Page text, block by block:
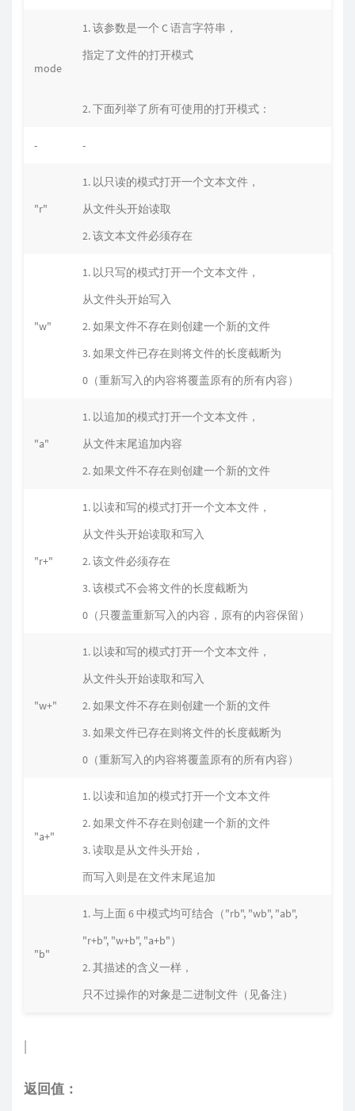
mode
1. 该参数是一个 C 语言字符串，
指定了文件的打开模式
2. 下面列举了所有可使用的打开模式：
- -
"r"
1. 以只读的模式打开一个文本文件，
从文件头开始读取
2. 该文本文件必须存在
"w"
1. 以只写的模式打开一个文本文件，
从文件头开始写入
2. 如果文件不存在则创建一个新的文件
3. 如果文件已存在则将文件的长度截断为
0（重新写入的内容将覆盖原有的所有内容）
"a"
1. 以追加的模式打开一个文本文件，
从文件末尾追加内容
2. 如果文件不存在则创建一个新的文件
"r+"
1. 以读和写的模式打开一个文本文件，
从文件头开始读取和写入
2. 该文件必须存在
3. 该模式不会将文件的长度截断为
0（只覆盖重新写入的内容，原有的内容保留）
"w+"
1. 以读和写的模式打开一个文本文件，
从文件头开始读取和写入
2. 如果文件不存在则创建一个新的文件
3. 如果文件已存在则将文件的长度截断为
0（重新写入的内容将覆盖原有的所有内容）
"a+"
1. 以读和追加的模式打开一个文本文件
2. 如果文件不存在则创建一个新的文件
3. 读取是从文件头开始，
而写入则是在文件末尾追加
"b"
1. 与上面 6 中模式均可结合（"rb", "wb", "ab",
"r+b", "w+b", "a+b"）
2. 其描述的含义一样，
只不过操作的对象是二进制文件（见备注）
|
返回值：